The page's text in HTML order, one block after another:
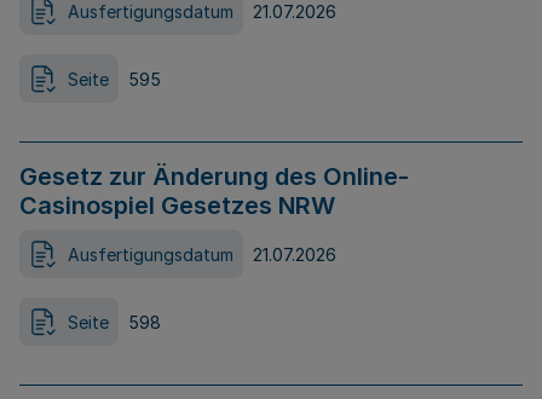
Ausfertigungsdatum 21.07.2026
Seite 595
Gesetz zur Änderung des Online-
Casinospiel Gesetzes NRW
Ausfertigungsdatum 21.07.2026
Seite 598